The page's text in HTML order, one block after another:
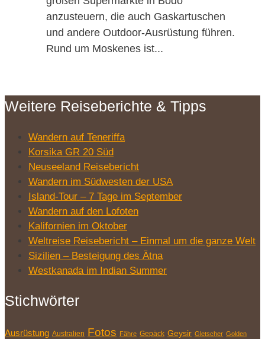
anzusteuern, die auch Gaskartuschen
und andere Outdoor-Ausrüstung führen.
Rund um Moskenes ist...
Weitere Reiseberichte & Tipps
Wandern auf Teneriffa
Korsika GR 20 Süd
Neuseeland Reisebericht
Wandern im Südwesten der USA
Island-Tour – 7 Tage im September
Wandern auf den Lofoten
Kalifornien im Oktober
Weltreise Reisebericht – Einmal um die ganze Welt
Sizilien – Besteigung des Ätna
Westkanada im Indian Summer
Stichwörter
Ausrüstung Australien Fotos Fähre Gepäck Geysir Gletscher Golden